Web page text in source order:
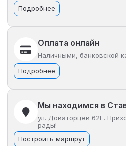
мощностью 600 Вт, который
динамику и способность
подъемы.
Литий-ионная батарея
без подзарядки, а время
часов. Это делает самокат
использования в
Преимущества
использования
Одним из ключевых
Подробнее
Оплата онлайн
Наличными, банковской
Подробнее
Мы находимся в
ул. Доваторцев 62Е.
рады!
Построить маршрут